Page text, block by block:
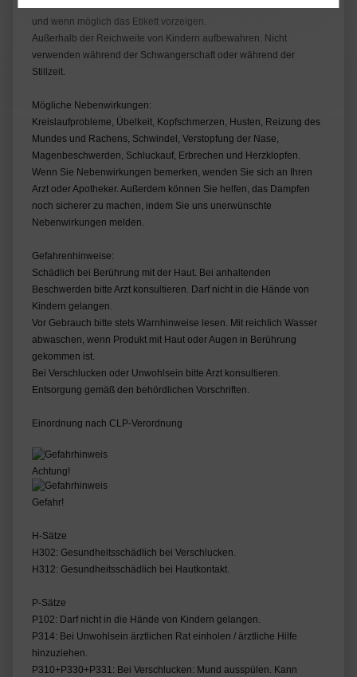
und wenn möglich das Etikett vorzeigen.
Außerhalb der Reichweite von Kindern aufbewahren. Nicht
verwenden während der Schwangerschaft oder während der
Stillzeit.
Mögliche Nebenwirkungen:
Kreislaufprobleme, Übelkeit, Kopfschmerzen, Husten, Reizung des
Mundes und Rachens, Schwindel, Verstopfung der Nase,
Magenbeschwerden, Schluckauf, Erbrechen und Herzklopfen.
Wenn Sie Nebenwirkungen bemerken, wenden Sie sich an Ihren
Arzt oder Apotheker. Außerdem können Sie helfen, das Dampfen
noch sicherer zu machen, indem Sie uns unerwünschte
Nebenwirkungen melden.
Gefahrenhinweise:
Schädlich bei Berührung mit der Haut. Bei anhaltenden
Beschwerden bitte Arzt konsultieren. Darf nicht in die Hände von
Kindern gelangen.
Vor Gebrauch bitte stets Warnhinweise lesen. Mit reichlich Wasser
abwaschen, wenn Produkt mit Haut oder Augen in Berührung
gekommen ist.
Bei Verschlucken oder Unwohlsein bitte Arzt konsultieren.
Entsorgung gemäß den behördlichen Vorschriften.
Einordnung nach CLP-Verordnung
Achtung!
Gefahr!
H-Sätze
H302: Gesundheitsschädlich bei Verschlucken.
H312: Gesundheitsschädlich bei Hautkontakt.
P-Sätze
P102: Darf nicht in die Hände von Kindern gelangen.
P314: Bei Unwohlsein ärztlichen Rat einholen / ärztliche Hilfe
hinzuziehen.
P310+P330+P331: Bei Verschlucken: Mund ausspülen. Kann